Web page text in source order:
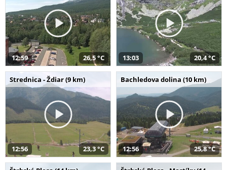
12:59 26,5 °C 13:03 20,4 °C
Strednica - Ždiar (9 km)
12:56 23,3 °C
Bachledova dolina (10 km)
12:56 25,8 °C